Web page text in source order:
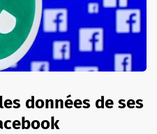
données de ses